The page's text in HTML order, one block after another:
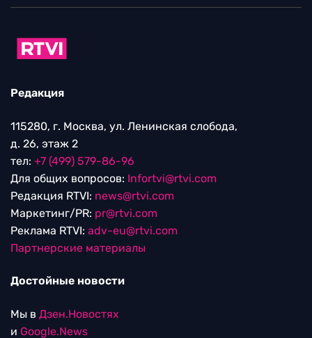
Редакция
115280, г. Москва, ул. Ленинская слобода,
д. 26, этаж 2
тел: +7 (499) 579-86-96
Для общих вопросов: Infortvi@rtvi.com
Редакция RTVI: news@rtvi.com
Маркетинг/PR: pr@rtvi.com
Реклама RTVI: adv-eu@rtvi.com
Партнерские материалы
Достойные новости
Мы в Дзен.Новостях
и Google.News